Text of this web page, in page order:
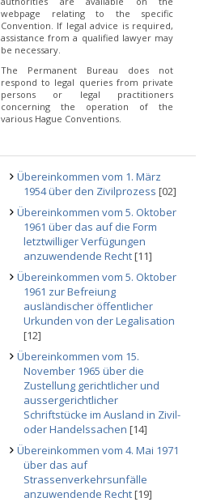
webpage relating to the specific
Convention. If legal advice is required,
assistance from a qualified lawyer may
be necessary.
The Permanent Bureau does not
respond to legal queries from private
persons or legal practitioners
concerning the operation of the
various Hague Conventions.
Übereinkommen vom 1. März
1954 über den Zivilprozess [02]
Übereinkommen vom 5. Oktober
1961 über das auf die Form
letztwilliger Verfügungen
anzuwendende Recht[11]
Übereinkommen vom 5. Oktober
1961 zur Befreiung
ausländischer öffentlicher
Urkunden von der Legalisation
[12]
Übereinkommen vom 15.
November 1965 über die
Zustellung gerichtlicher und
aussergerichtlicher
Schriftstücke im Ausland in Zivil-
oder Handelssachen [14]
Übereinkommen vom 4. Mai 1971
über das auf
Strassenverkehrsunfälle
anzuwendende Recht[19]